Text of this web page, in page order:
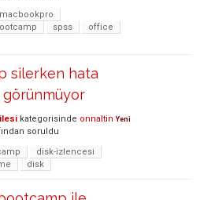
macbookpro
spss
office
silerken hata
kategorisinde onnaltin Yeni
soruldu
disk-izlencesi
disk